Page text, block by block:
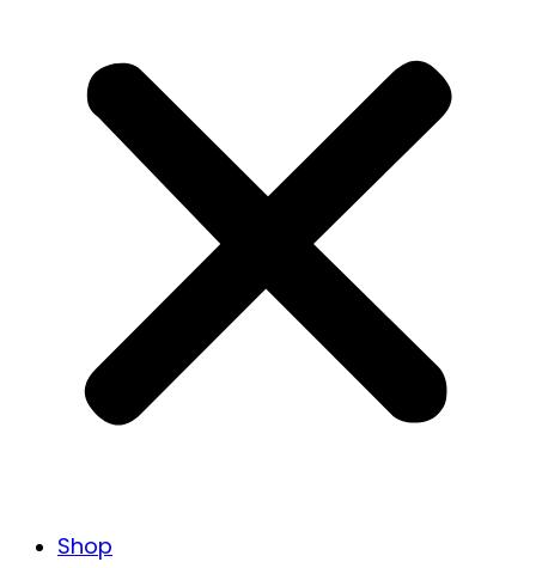
Shop